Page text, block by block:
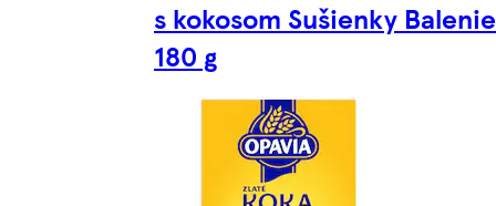
s kokosom Sušienky Balenie
180 g